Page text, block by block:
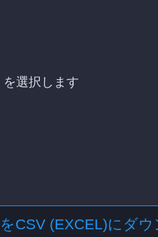
を選択します
CSV (EXCEL)にダウ